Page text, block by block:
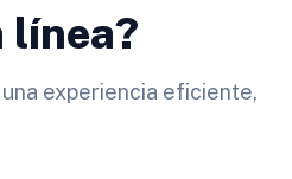
línea?
experiencia eficiente,